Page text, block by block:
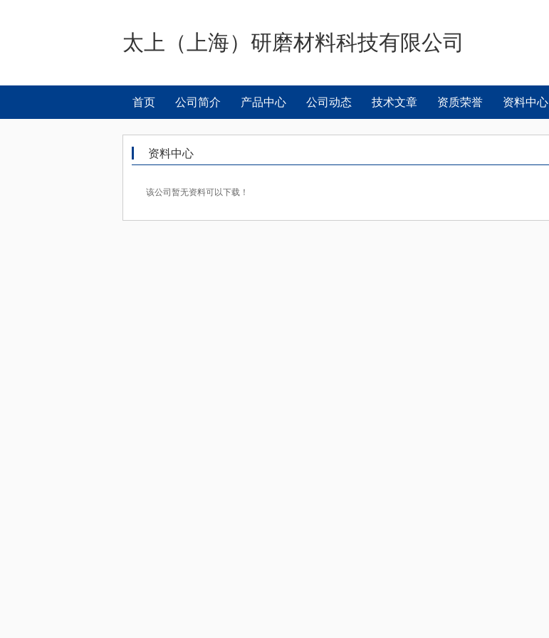
太上（上海）研磨材料科技有限公司
首页 公司简介 产品中心 公司动态 技术文章 资质荣誉 资料中心
资料中心
该公司暂无资料可以下载！